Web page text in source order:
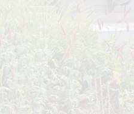
te bereiden op
Met een
regio in kaart en
om de